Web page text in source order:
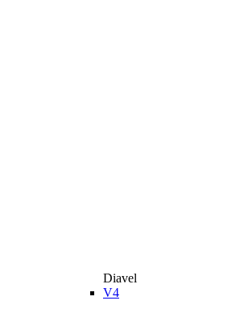
Diavel
V4